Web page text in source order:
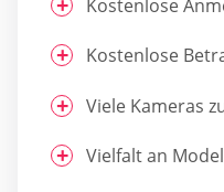
Kostenlose
Kostenlose
Viele Kameras
Vielfalt an